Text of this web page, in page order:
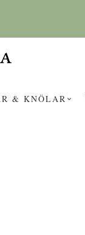
& KNÖLAR
DESSA